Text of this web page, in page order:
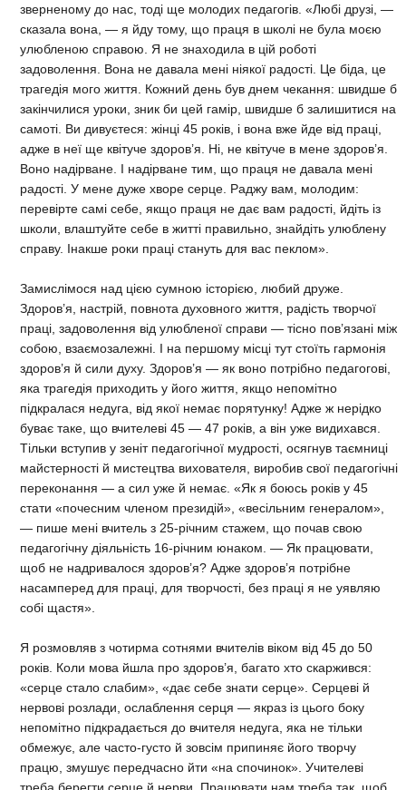
зверненому до нас, тоді ще молодих педагогів. «Любі друзі, —
сказала вона, — я йду тому, що праця в школі не була моєю
улюбленою справою. Я не знаходила в цій роботі
задоволення. Вона не давала мені ніякої радості. Це біда, це
трагедія мого життя. Кожний день був днем чекання: швидше б
закінчилися уроки, зник би цей гамір, швидше б залишитися на
самоті. Ви дивуєтеся: жінці 45 років, і вона вже йде від праці,
адже в неї ще квітуче здоров’я. Ні, не квітуче в мене здоров’я.
Воно надірване. І надірване тим, що праця не давала мені
радості. У мене дуже хворе серце. Раджу вам, молодим:
перевірте самі себе, якщо праця не дає вам радості, йдіть із
школи, влаштуйте себе в житті правильно, знайдіть улюблену
справу. Інакше роки праці стануть для вас пеклом».
Замислімося над цією сумною історією, любий друже.
Здоров’я, настрій, повнота духовного життя, радість творчої
праці, задоволення від улюбленої справи — тісно пов’язані між
собою, взаємозалежні. І на першому місці тут стоїть гармонія
здоров’я й сили духу. Здоров’я — як воно потрібно педагогові,
яка трагедія приходить у його життя, якщо непомітно
підкралася недуга, від якої немає порятунку! Адже ж нерідко
буває таке, що вчителеві 45 — 47 років, а він уже видихався.
Тільки вступив у зеніт педагогічної мудрості, осягнув таємниці
майстерності й мистецтва вихователя, виробив свої педагогічні
переконання — а сил уже й немає. «Як я боюсь років у 45
стати «почесним членом президій», «весільним генералом»,
— пише мені вчитель з 25-річним стажем, що почав свою
педагогічну діяльність 16-річним юнаком. — Як працювати,
щоб не надривалося здоров’я? Адже здоров’я потрібне
насамперед для праці, для творчості, без праці я не уявляю
собі щастя».
Я розмовляв з чотирма сотнями вчителів віком від 45 до 50
років. Коли мова йшла про здоров’я, багато хто скаржився:
«серце стало слабим», «дає себе знати серце». Серцеві й
нервові розлади, ослаблення серця — якраз із цього боку
непомітно підкрадається до вчителя недуга, яка не тільки
обмежує, але часто-густо й зовсім припиняє його творчу
працю, змушує передчасно йти «на спочинок». Учителеві
треба берегти серце й нерви. Працювати нам треба так, щоб